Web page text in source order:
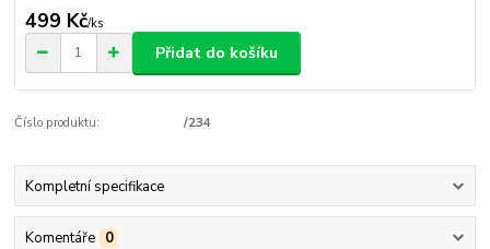
499 Kč/ks
Přidat do košíku
Číslo produktu: /234
Kompletní specifikace
Komentáře 0